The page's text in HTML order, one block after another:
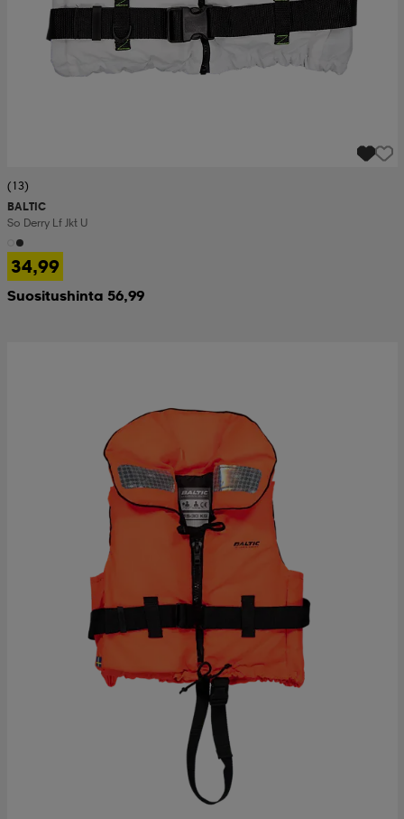
(13)
BALTIC
So Derry Lf Jkt U
34,99
Suositushinta 56,99